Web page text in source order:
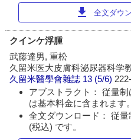
download 全文ダウ
クインケ浮腫
武藤達男, 重松
久留米医大皮膚科泌尿器科学
久留米醫學會雜誌 13 (5/6)
アブストラクト： 従量
は基本料金に含まれます。
全文ダウンロード： 従
(税込) です。